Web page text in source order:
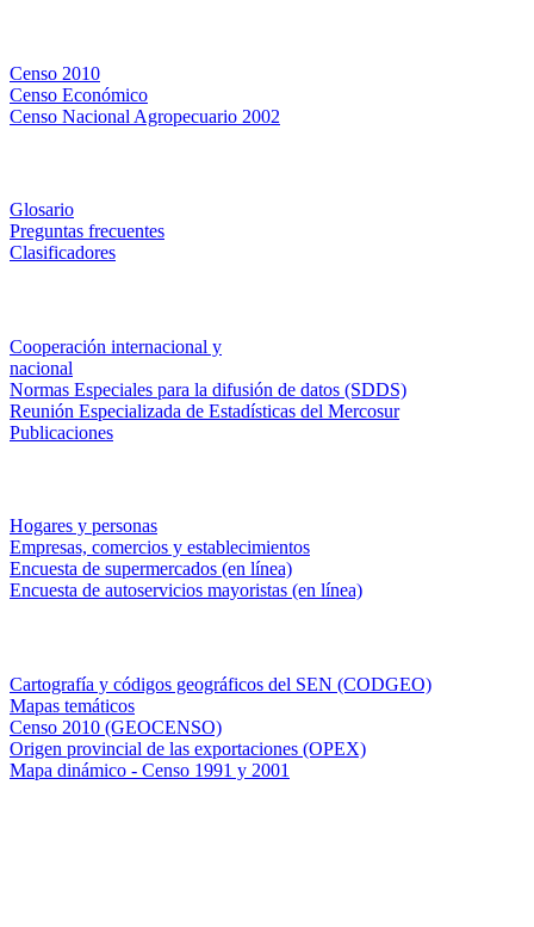
Censo 2010
Censo Económico
Censo Nacional Agropecuario 2002
Glosario
Preguntas frecuentes
Clasificadores
Cooperación internacional y
nacional
Normas Especiales para la difusión de datos (SDDS)
Reunión Especializada de Estadísticas del Mercosur
Publicaciones
Hogares y personas
Empresas, comercios y establecimientos
Encuesta de supermercados (en línea)
Encuesta de autoservicios mayoristas (en línea)
Cartografía y códigos geográficos del SEN (CODGEO)
Mapas temáticos
Censo 2010 (GEOCENSO)
Origen provincial de las exportaciones (OPEX)
Mapa dinámico - Censo 1991 y 2001